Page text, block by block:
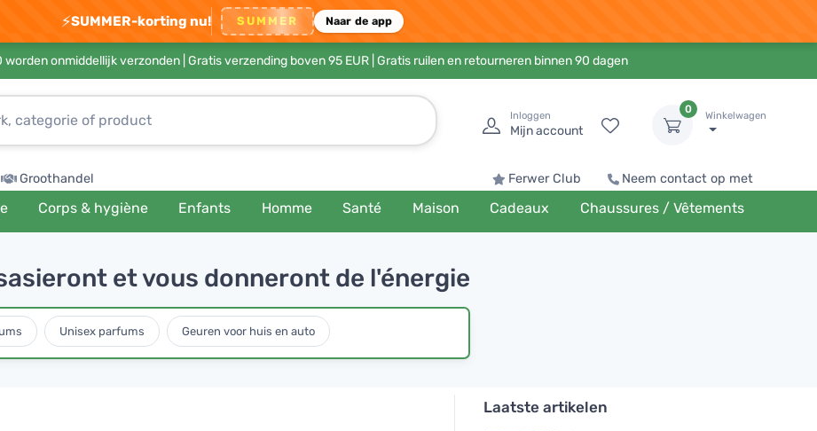
⚡SUMMER-korting nu! SUMMER Naar de app
onmiddellijk verzonden | Gratis verzending boven 95 EUR| Gratis ruilen en retourneren binnen 90 dagen
Inloggen
Mijn account
0
Winkelwagen
Groothandel Ferwer Club Neem contact op met
Corps & hygiène Enfants Homme Santé Maison Cadeaux Chaussures / Vêtements
et vous donneront de l'énergie
Unisex parfums Geuren voor huis en auto
Laatste artikelen